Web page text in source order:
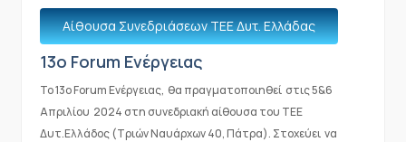
Αίθουσα Συνεδριάσεων ΤΕΕ Δυτ. Ελλάδας
13o Forum Ενέργειας
Το 13ο Forum Ενέργειας, θα πραγματοποιηθεί στις 5&6
Απριλίου 2024 στη συνεδριακή αίθουσα του ΤΕΕ
Δυτ.Ελλάδος (Τριών Ναυάρχων 40, Πάτρα). Στοχεύει να